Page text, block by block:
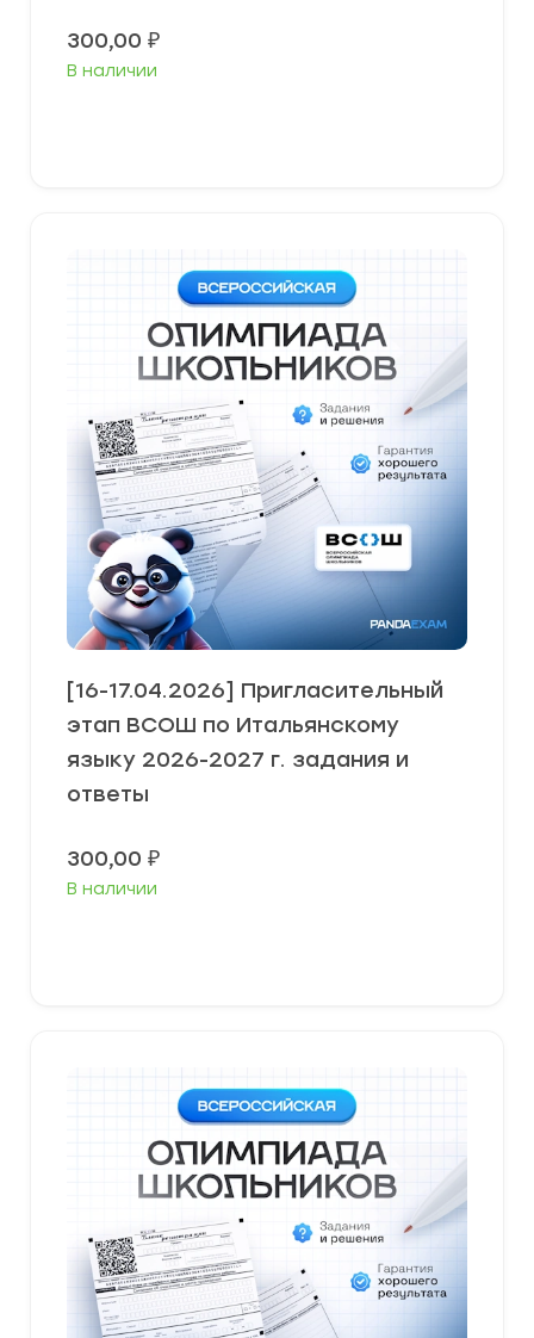
300,00 ₽
В наличии
[16-17.04.2026] Пригласительный
этап ВСОШ по Итальянскому
языку 2026-2027 г. задания и
ответы
300,00 ₽
В наличии